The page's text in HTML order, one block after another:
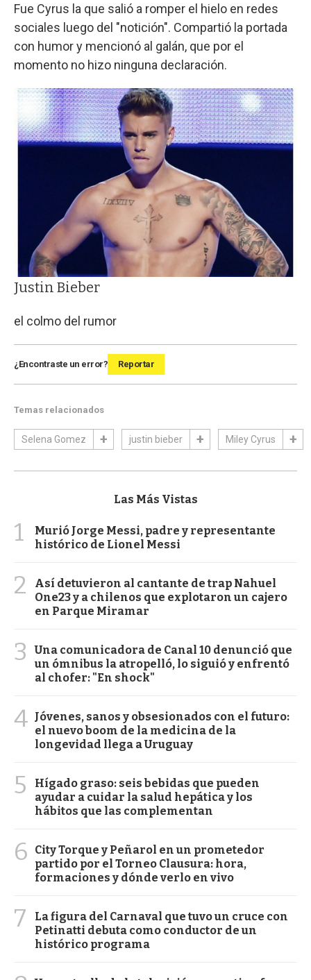
Fue Cyrus la que salió a romper el hielo en redes
sociales luego del "notición". Compartió la portada
con humor y mencionó al galán, que por el
momento no hizo ninguna declaración.
Justin Bieber
el colmo del rumor
¿Encontraste un error? Reportar
Temas relacionados
Selena Gomez justin bieber Miley Cyrus
Las Más Vistas
1
Murió Jorge Messi, padre y representante
histórico de Lionel Messi
2
Así detuvieron al cantante de trap Nahuel
One23 y a chilenos que explotaron un cajero
en Parque Miramar
3
Una comunicadora de Canal 10 denunció que
un ómnibus la atropelló, lo siguió y enfrentó
al chofer: "En shock"
4 Jóvenes, sanos y obsesionados con el futuro:
el nuevo boom de la medicina de la
longevidad llega a Uruguay
5
Hígado graso: seis bebidas que pueden
ayudar a cuidar la salud hepática y los
hábitos que las complementan
6
City Torque y Peñarol en un prometedor
partido por el Torneo Clausura: hora,
formaciones y dónde verlo en vivo
7
La figura del Carnaval que tuvo un cruce con
Petinatti debuta como conductor de un
histórico programa